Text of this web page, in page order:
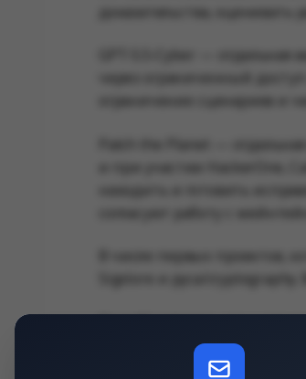
доказательства,
GPT-5.5-Cyber —
через ограниченный
ограничение сценариев и
Patch the Planet —
и при участии HackerOne,
находить и готовить
согласуют работу с
В числе первых проектов,
Sigstore и pyca/
OpenAI заявляет, что с
просканировал более 30
отметили более 70 тыс.